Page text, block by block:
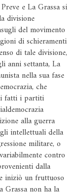
e La Grassa si
divisione
del movimento
di schieramenti
di tale divisione,
anni settanta, La
nella sua fase
che
fatti i partiti
alla guerra
intellettuali della
militare, o
contro
dalla
iniziò un fruttuoso
Grassa non ha la